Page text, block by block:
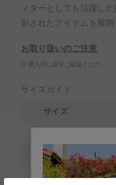
ィターとしても活躍し
影されたアイテムを展開
お取り扱いのご注意
※ 購入前に必ずご確認ください
サイズガイド
サイズ
総丈
肩幅